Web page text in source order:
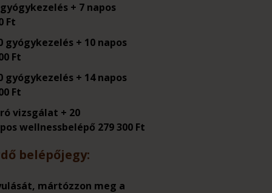
+ 7 napos
Ft
gyógykezelés + 10 napos
Ft
gyógykezelés + 14 napos
Ft
vizsgálat + 20
wellnessbelépő 279 300 Ft
belépőjegy:
mártózzon meg a